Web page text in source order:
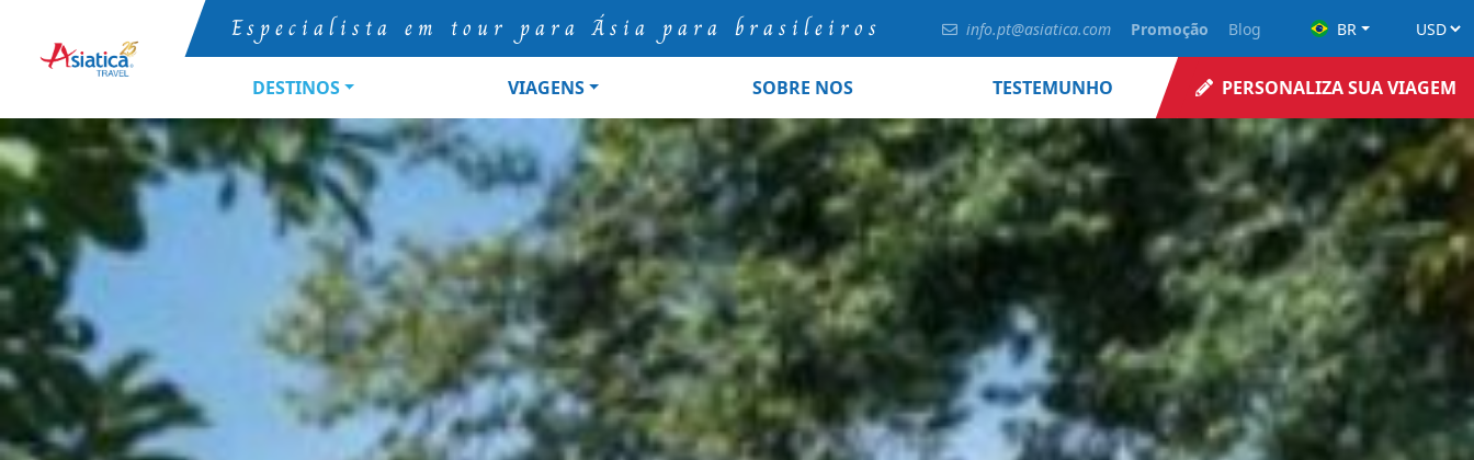
Especialista em tour para Ásia para brasileiros info.pt@asiatica.com Promoção Blog BR
DESTINOS VIAGENS SOBRE NOS TESTEMUNHO PERSONALIZA SUA VIAGEM